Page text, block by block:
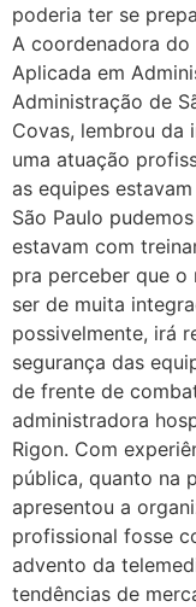
poderia ter se
A coordenadora do
Aplicada em
Administração de
Covas, lembrou da
uma atuação
as equipes
São Paulo
estavam com
pra perceber que o
ser de muita
possivelmente, irá
segurança das
de frente de
administradora
Rigon. Com
pública, quanto na
apresentou a
profissional fosse
advento da
tendências de